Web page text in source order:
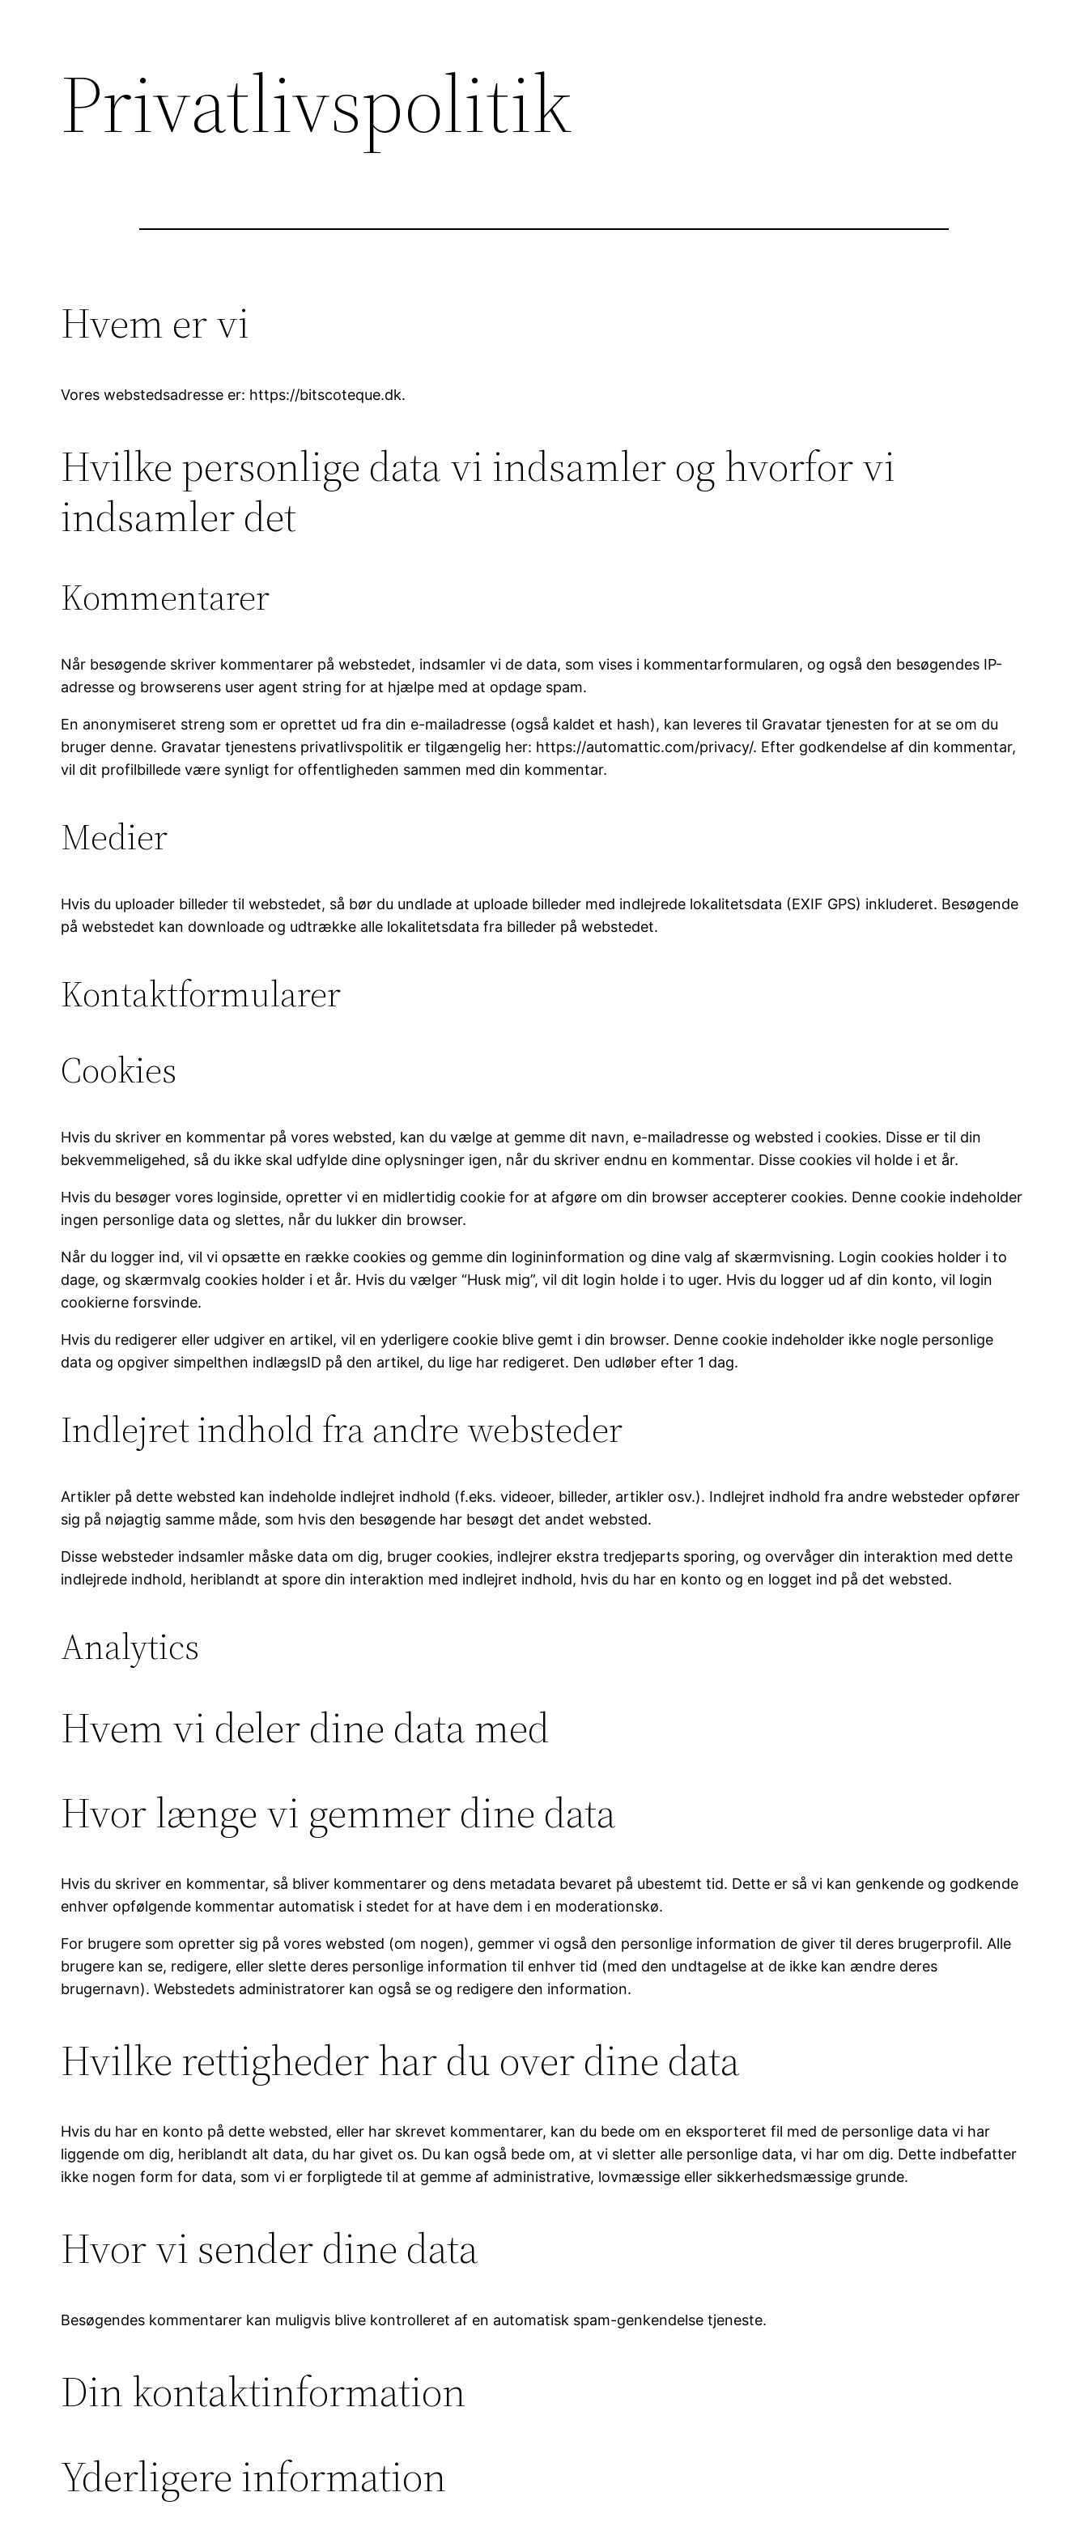
Privatlivspolitik
Hvem er vi
Vores webstedsadresse er: https://bitscoteque.dk.
Hvilke personlige data vi indsamler og hvorfor vi
indsamler det
Kommentarer
Når besøgende skriver kommentarer på webstedet, indsamler vi de data, som vises i kommentarformularen, og også den besøgendes IP-
adresse og browserens user agent string for at hjælpe med at opdage spam.
En anonymiseret streng som er oprettet ud fra din e-mailadresse (også kaldet et hash), kan leveres til Gravatar tjenesten for at se om du
bruger denne. Gravatar tjenestens privatlivspolitik er tilgængelig her: https://automattic.com/privacy/. Efter godkendelse af din kommentar,
vil dit profilbillede være synligt for offentligheden sammen med din kommentar.
Medier
Hvis du uploader billeder til webstedet, så bør du undlade at uploade billeder med indlejrede lokalitetsdata (EXIF GPS) inkluderet. Besøgende
på webstedet kan downloade og udtrække alle lokalitetsdata fra billeder på webstedet.
Kontaktformularer
Cookies
Hvis du skriver en kommentar på vores websted, kan du vælge at gemme dit navn, e-mailadresse og websted i cookies. Disse er til din
bekvemmeligehed, så du ikke skal udfylde dine oplysninger igen, når du skriver endnu en kommentar. Disse cookies vil holde i et år.
Hvis du besøger vores loginside, opretter vi en midlertidig cookie for at afgøre om din browser accepterer cookies. Denne cookie indeholder
ingen personlige data og slettes, når du lukker din browser.
Når du logger ind, vil vi opsætte en række cookies og gemme din logininformation og dine valg af skærmvisning. Login cookies holder i to
dage, og skærmvalg cookies holder i et år. Hvis du vælger “Husk mig”, vil dit login holde i to uger. Hvis du logger ud af din konto, vil login
cookierne forsvinde.
Hvis du redigerer eller udgiver en artikel, vil en yderligere cookie blive gemt i din browser. Denne cookie indeholder ikke nogle personlige
data og opgiver simpelthen indlægsID på den artikel, du lige har redigeret. Den udløber efter 1 dag.
Indlejret indhold fra andre websteder
Artikler på dette websted kan indeholde indlejret indhold (f.eks. videoer, billeder, artikler osv.). Indlejret indhold fra andre websteder opfører
sig på nøjagtig samme måde, som hvis den besøgende har besøgt det andet websted.
Disse websteder indsamler måske data om dig, bruger cookies, indlejrer ekstra tredjeparts sporing, og overvåger din interaktion med dette
indlejrede indhold, heriblandt at spore din interaktion med indlejret indhold, hvis du har en konto og en logget ind på det websted.
Analytics
Hvem vi deler dine data med
Hvor længe vi gemmer dine data
Hvis du skriver en kommentar, så bliver kommentarer og dens metadata bevaret på ubestemt tid. Dette er så vi kan genkende og godkende
enhver opfølgende kommentar automatisk i stedet for at have dem i en moderationskø.
For brugere som opretter sig på vores websted (om nogen), gemmer vi også den personlige information de giver til deres brugerprofil. Alle
brugere kan se, redigere, eller slette deres personlige information til enhver tid (med den undtagelse at de ikke kan ændre deres
brugernavn). Webstedets administratorer kan også se og redigere den information.
Hvilke rettigheder har du over dine data
Hvis du har en konto på dette websted, eller har skrevet kommentarer, kan du bede om en eksporteret fil med de personlige data vi har
liggende om dig, heriblandt alt data, du har givet os. Du kan også bede om, at vi sletter alle personlige data, vi har om dig. Dette indbefatter
ikke nogen form for data, som vi er forpligtede til at gemme af administrative, lovmæssige eller sikkerhedsmæssige grunde.
Hvor vi sender dine data
Besøgendes kommentarer kan muligvis blive kontrolleret af en automatisk spam-genkendelse tjeneste.
Din kontaktinformation
Yderligere information